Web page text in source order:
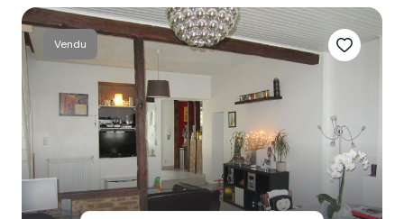
services
avis
contact
Vendu